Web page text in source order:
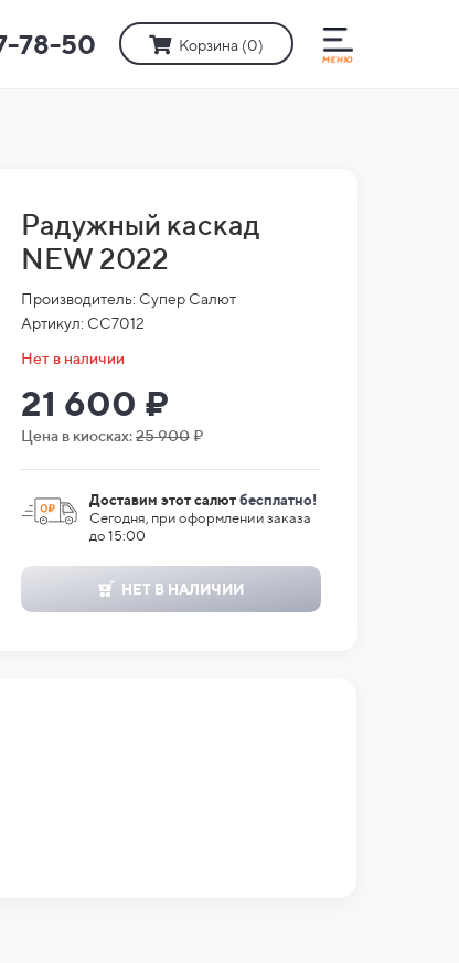
78-50 Корзина (0)
Радужный каскад
NEW 2022
Производитель: Супер Салют
Артикул: СС7012
Нет в наличии
21 600 ₽
Цена в киосках:25 900₽
Доставим этот салют бесплатно!
Сегодня, при оформлении заказа
до 15:00
НЕТ В НАЛИЧИИ